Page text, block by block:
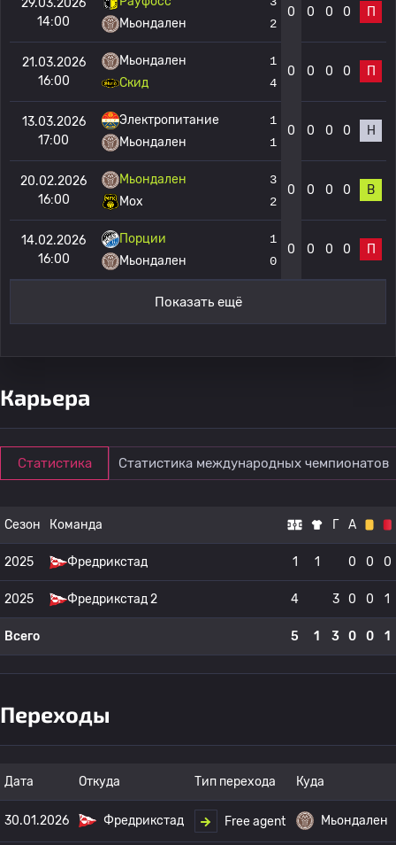
29.03.2026
14:00
Мьондален
2
0 0 0 0 П
21.03.2026
16:00
Мьондален
Скид
1
4
0 0 0 0 П
13.03.2026
17:00
Электропитание
Мьондален
1
1
0 0 0 0 Н
20.02.2026
16:00
Мьондален
Мох
3
2
0 0 0 0 В
14.02.2026
16:00
Порции
Мьондален
1
0
0 0 0 0 П
Показать ещё
Карьера
Статистика Статистика международных чемпионатов
Сезон Команда Г А
2025 Фредрикстад 1 1 0 0 0
2025 Фредрикстад 2 4 3 0 0 1
Всего 5 1 3 0 0 1
Переходы
Дата Откуда Тип перехода Куда
30.01.2026 Фредрикстад Free agent Мьондален